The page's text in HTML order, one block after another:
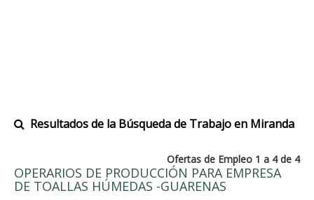
Resultados de la Búsqueda de Trabajo en Miranda
Ofertas de Empleo 1 a 4 de 4
OPERARIOS DE PRODUCCIÓN PARA EMPRESA
DE TOALLAS HÚMEDAS -GUARENAS